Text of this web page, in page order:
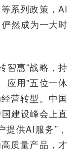
系列政策，AI
然成为一大时
智惠“战略，持
应用"五位一体
营转型。中国
建设峰会上直
供AI服务”，
质量产品，才